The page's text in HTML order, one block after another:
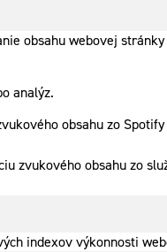
obsahu webovej
analýz.
obsahu zo
zvukového obsahu zo
indexov výkonnosti